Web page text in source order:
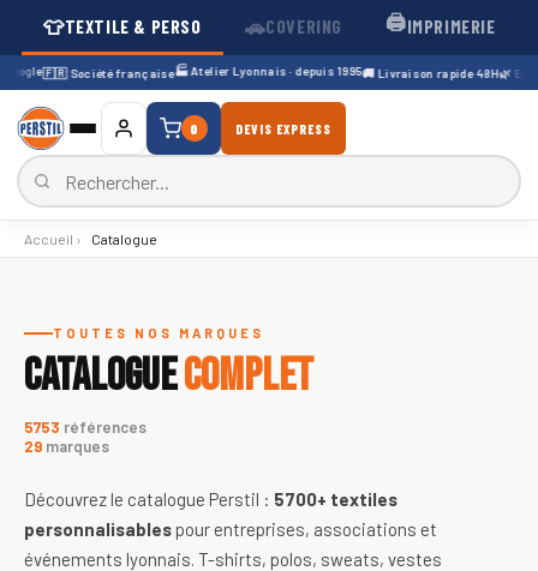
👕TEXTILE & PERSO 🚗COVERING 🖨️IMPRIMERIE
🇫🇷 Société française🏭 Atelier Lyonnais · depuis 1995🚚 Livraison rapide 48H🌿
0 DEVIS EXPRESS
Accueil › Catalogue
TOUTES NOS MARQUES
CATALOGUECOMPLET
5753 références
29 marques
Découvrez le catalogue Perstil : 5700+ textiles
personnalisables pour entreprises, associations et
événements lyonnais. T-shirts, polos, sweats, vestes